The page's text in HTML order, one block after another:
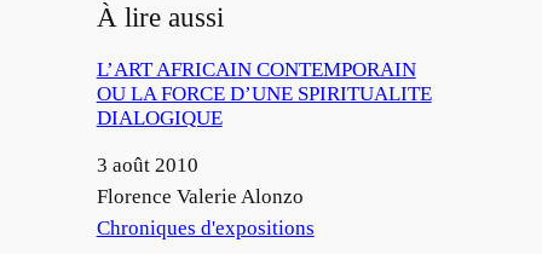
À lire aussi
L’ART AFRICAIN CONTEMPORAIN
OU LA FORCE D’UNE SPIRITUALITE
DIALOGIQUE
Date
3 août 2010
Auteur
Florence Valerie Alonzo
Par rapport à
Chroniques d'expositions